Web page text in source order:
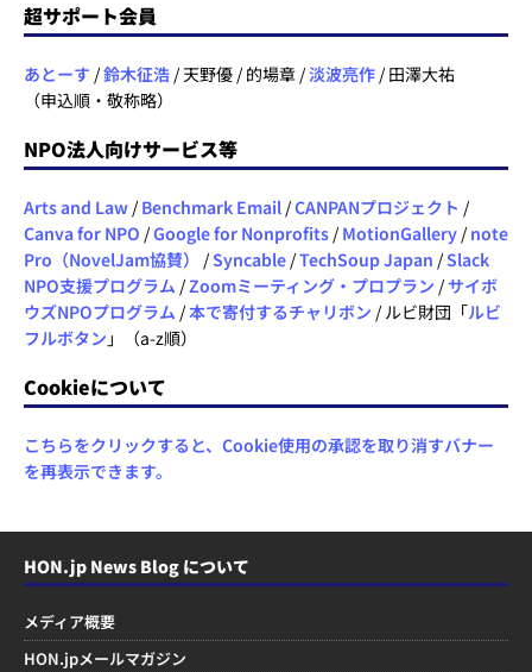
超サポート会員
あとーす /鈴木征浩 / 天野優 / 的場章 /淡波亮作 / 田澤大祐
（申込順・敬称略）
NPO法人向けサービス等
Arts and Law / Benchmark Email /CANPANプロジェクト /
Canva for NPO /Google for Nonprofits / MotionGallery / note
Pro（NovelJam協賛）
/Syncable /TechSoup Japan /Slack
NPO支援プログラム /Zoomミーティング・プロプラン /サイボ
ウズNPOプログラム /本で寄付するチャリボン / ルビ財団「ルビ
フルボタン 」（a-z順）
Cookieについて
こちらをクリックすると、Cookie使用の承認を取り消すバナー
を再表示できます。
HON.jp News Blog について
メディア概要
HON.jpメールマガジン